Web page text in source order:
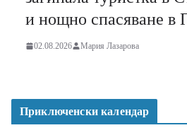
и нощно спасяване в
02.08.2026 Мария Лазарова
Приключенски календар